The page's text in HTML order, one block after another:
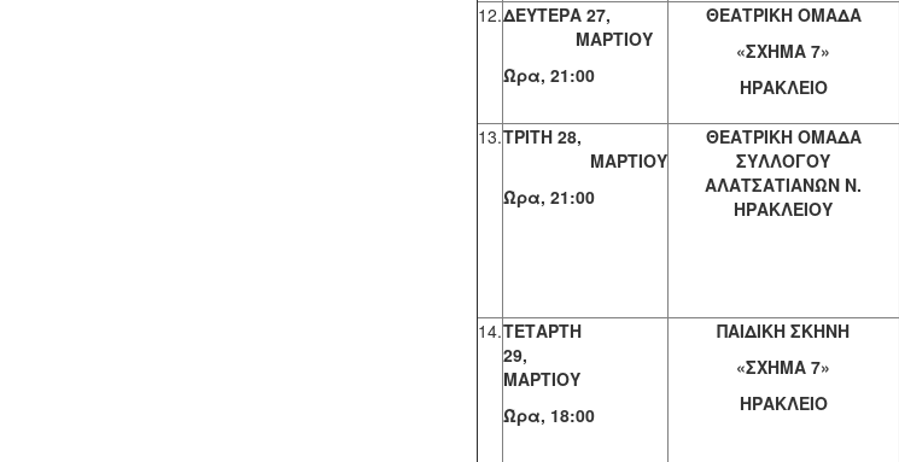
12.ΔΕΥΤΕΡΑ 27,
ΜΑΡΤΙΟΥ
Ώρα, 21:00
ΘΕΑΤΡΙΚΗ ΟΜΑΔΑ
«ΣΧΗΜΑ 7»
ΗΡΑΚΛΕΙΟ
13.ΤΡΙΤΗ 28,
ΜΑΡΤΙΟΥ
Ώρα, 21:00
ΘΕΑΤΡΙΚΗ ΟΜΑΔΑ
ΣΥΛΛΟΓΟΥ
ΑΛΑΤΣΑΤΙΑΝΩΝ Ν.
ΗΡΑΚΛΕΙΟΥ
14.ΤΕΤΑΡΤΗ
29,
ΜΑΡΤΙΟΥ
Ώρα, 18:00
ΠΑΙΔΙΚΗ ΣΚΗΝΗ
«ΣΧΗΜΑ 7»
ΗΡΑΚΛΕΙΟ